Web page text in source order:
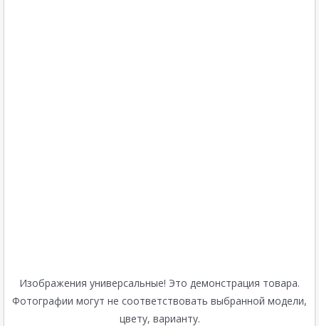
Изображения универсальные! Это демонстрация товара.
Фотографии могут не соответствовать выбранной модели,
цвету, варианту.